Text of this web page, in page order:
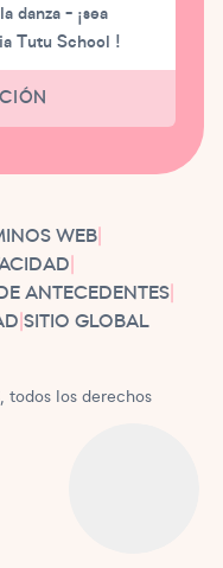
danza - ¡sea
Tutu School !
WEB
ANTECEDENTES|
|SITIO GLOBAL
los derechos